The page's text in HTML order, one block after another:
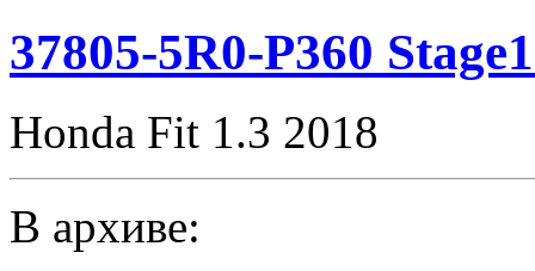
SpLim250
noCHK
37805-5R0-P360
Honda Fit 1.3 2018
В архиве: